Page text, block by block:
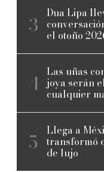
Dua Lipa
el otoño
Las uñas
joya serán
cualquier
Llega a
transformó
de lujo